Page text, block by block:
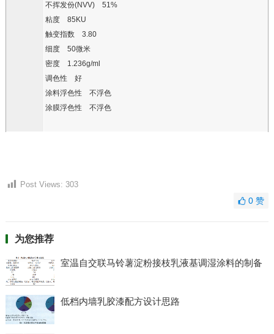
不挥发份(NVV)
51%
粘度 85KU
触变指数 3.80
细度 50微米
密度 1.236g/ml
调色性 好
涂料浮色性 不浮色
涂膜浮色性 不浮色
Post Views: 303
0赞
为您推荐
室温自交联马铃薯淀粉接枝乳液基调湿涂料的制备
低档内墙乳胶漆配方设计思路